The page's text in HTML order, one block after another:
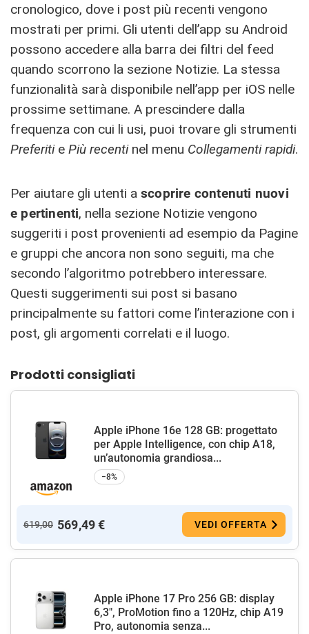
cronologico, dove i post più recenti vengono
mostrati per primi. Gli utenti dell’app su Android
possono accedere alla barra dei filtri del feed
quando scorrono la sezione Notizie. La stessa
funzionalità sarà disponibile nell’app per iOS nelle
prossime settimane. A prescindere dalla
frequenza con cui li usi, puoi trovare gli strumenti
Preferitie Più recentinel menu Collegamenti rapidi.
Per aiutare gli utenti a scoprire contenuti nuovi
e pertinenti, nella sezione Notizie vengono
suggeriti i post provenienti ad esempio da Pagine
e gruppi che ancora non sono seguiti, ma che
secondo l’algoritmo potrebbero interessare.
Questi suggerimenti sui post si basano
principalmente su fattori come l’interazione con i
post, gli argomenti correlati e il luogo.
Prodotti consigliati
Apple iPhone 16e 128 GB: progettato
per Apple Intelligence, con chip A18,
un’autonomia grandiosa...
−8%
619,00 569,49 € VEDI OFFERTA
Apple iPhone 17 Pro 256 GB: display
6,3", ProMotion fino a 120Hz, chip A19
Pro, autonomia senza...